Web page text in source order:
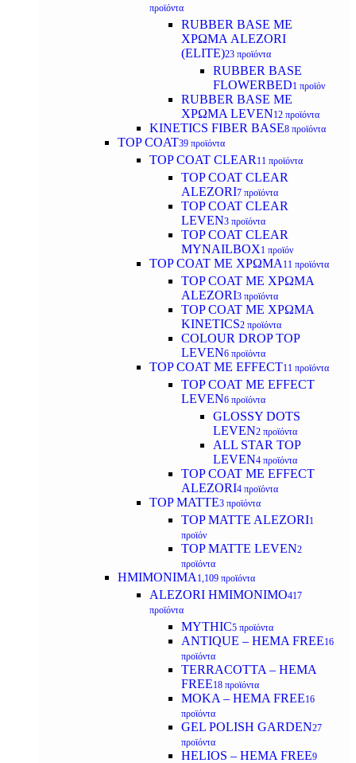
προϊόντα
RUBBER BASE ΜΕ
ΧΡΩΜΑ ALEZORI
(ELITE)23 προϊόντα
RUBBER BASE
FLOWERBED1 προϊόν
RUBBER BASE ΜΕ
ΧΡΩΜΑ LEVEN12 προϊόντα
KINETICS FIBER BASE8 προϊόντα
TOP COAT39 προϊόντα
TOP COAT CLEAR 11 προϊόντα
TOP COAT CLEAR
ALEZORI7 προϊόντα
TOP COAT CLEAR
LEVEN3 προϊόντα
TOP COAT CLEAR
MYNAILBOX1 προϊόν
TOP COAT ΜΕ ΧΡΩΜΑ 11 προϊόντα
TOP COAT ΜΕ ΧΡΩΜΑ
ALEZORI3 προϊόντα
TOP COAT ΜΕ ΧΡΩΜΑ
KINETICS2 προϊόντα
COLOUR DROP TOP
LEVEN6 προϊόντα
TOP COAT ΜΕ EFFECT11 προϊόντα
TOP COAT ME EFFECT
LEVEN6 προϊόντα
GLOSSY DOTS
LEVEN2 προϊόντα
ALL STAR TOP
LEVEN4 προϊόντα
TOP COAT ME EFFECT
ALEZORI4 προϊόντα
TOP MATTE3 προϊόντα
TOP MATTE ALEZORI1
προϊόν
TOP MATTE LEVEN2
προϊόντα
ΗΜΙΜΟΝΙΜΑ 1,109 προϊόντα
ALEZORI ΗΜΙΜΟΝΙΜΟ417
προϊόντα
MYTHIC5 προϊόντα
ANTIQUE – HEMA FREE16
προϊόντα
TERRACOTTA – HEMA
FREE18 προϊόντα
MOKA – HEMA FREE16
προϊόντα
GEL POLISH GARDEN27
προϊόντα
HELIOS – HEMA FREE9